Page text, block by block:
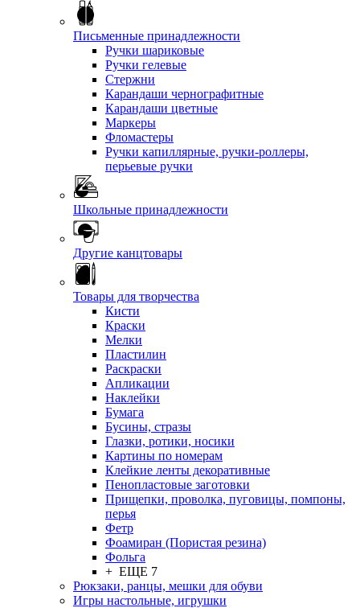
Письменные принадлежности
Ручки шариковые
Ручки гелевые
Стержни
Карандаши чернографитные
Карандаши цветные
Маркеры
Фломастеры
Ручки капиллярные, ручки-роллеры,
перьевые ручки
Школьные принадлежности
Другие канцтовары
Товары для творчества
Кисти
Краски
Мелки
Пластилин
Раскраски
Апликации
Наклейки
Бумага
Бусины, стразы
Глазки, ротики, носики
Картины по номерам
Клейкие ленты декоративные
Пенопластовые заготовки
Прищепки, проволка, пуговицы, помпоны,
перья
Фетр
Фоамиран (Пористая резина)
Фольга
+ ЕЩЕ 7
Рюкзаки, ранцы, мешки для обуви
Игры настольные, игрушки